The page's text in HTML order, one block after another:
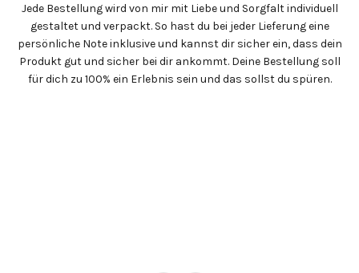
Jede Bestellung wird von mir mit Liebe und Sorgfalt individuell
gestaltet und verpackt. So hast du bei jeder Lieferung eine
persönliche Note inklusive und kannst dir sicher ein, dass dein
Produkt gut und sicher bei dir ankommt. Deine Bestellung soll
für dich zu 100% ein Erlebnis sein und das sollst du spüren.